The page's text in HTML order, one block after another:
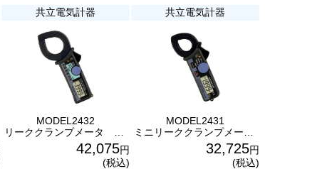
共立電気計器
MODEL2432
42,075円
(税込)
共立電気計器
MODEL2431
32,725円
(税込)